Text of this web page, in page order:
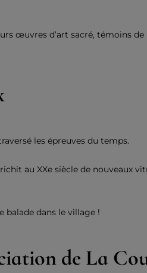
œuvres d’art sacré, témoins
les épreuves du temps.
au XXe siècle de nouveaux
balade dans le village !
de La